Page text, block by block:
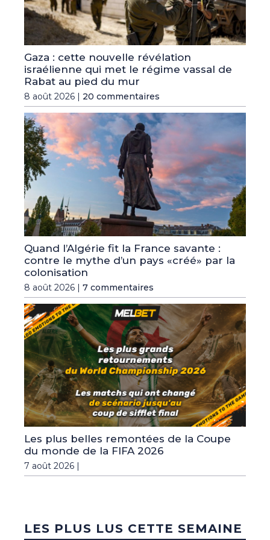
Gaza : cette nouvelle révélation
israélienne qui met le régime vassal de
Rabat au pied du mur
8 août 2026 | 20 commentaires
Quand l’Algérie fit la France savante :
contre le mythe d’un pays «créé» par la
colonisation
8 août 2026 | 7 commentaires
Les plus belles remontées de la Coupe
du monde de la FIFA 2026
7 août 2026 |
LES PLUS LUS CETTE SEMAINE